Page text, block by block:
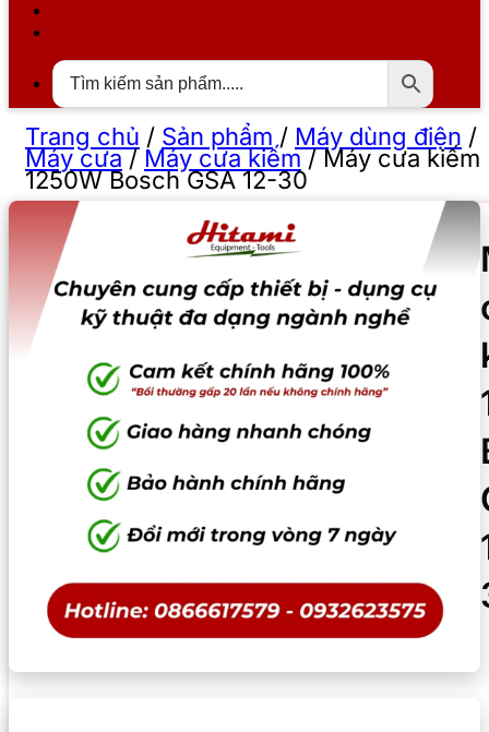
Trang chủ / Sản phẩm / Máy dùng điện /
Máy cưa/ Máy cưa kiếm/Máy cưa kiếm
1250W Bosch GSA 12-30